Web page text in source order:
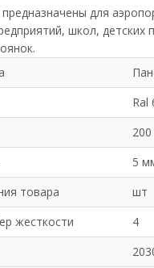
для
школ, детских
Ral
5
товара
шт
жесткости
4